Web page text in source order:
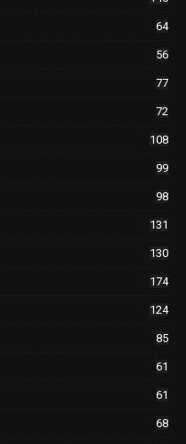
64
56
77
72
108
99
98
131
130
174
124
85
61
61
68